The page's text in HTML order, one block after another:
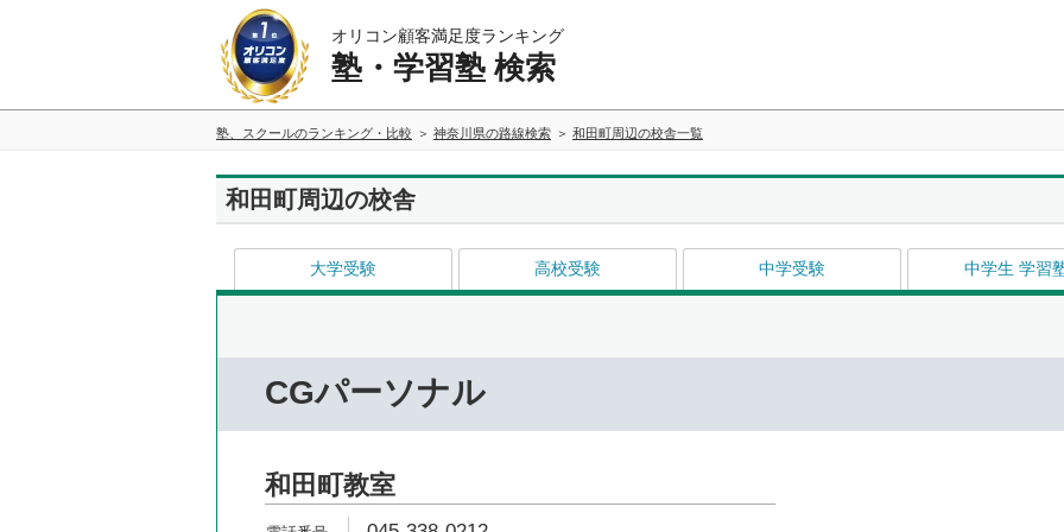
オリコン顧客満足度ランキング
塾・学習塾 検索
塾、スクールのランキング・比較 神奈川県の路線検索 和田町周辺の校舎一覧
和田町周辺の校舎
大学受験 高校受験 中学受験 中学生 学習
CGパーソナル
和田町教室